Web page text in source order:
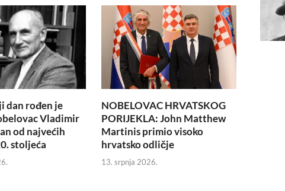
dan rođen je
Vladimir
od najvećih
stoljeća
NOBELOVAC HRVATSKOG
PORIJEKLA: John Matthew
Martinis primio visoko
hrvatsko odličje
13. srpnja 2026.